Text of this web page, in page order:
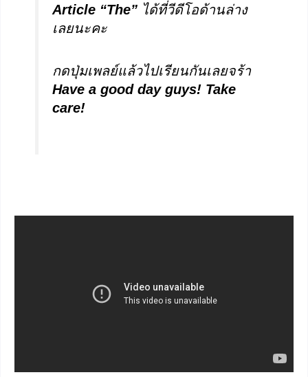
Article “The” ได้ที่วีดีโอด้านล่าง
เลยนะคะ
กดปุ่มเพลย์แล้วไปเรียนกันเลยจร้า
Have a good day guys! Take
care!